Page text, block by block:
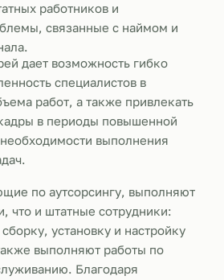
работников и
связанные с наймом и
дает возможность гибко
специалистов в
работ, а также привлекать
в периоды повышенной
выполнения
по аутсорсингу, выполняют
что и штатные сотрудники:
установку и настройку
выполняют работы по
Благодаря